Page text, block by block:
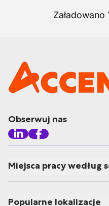
Obserwuj nas
Miejsca pracy według
Popularne lokalizacje